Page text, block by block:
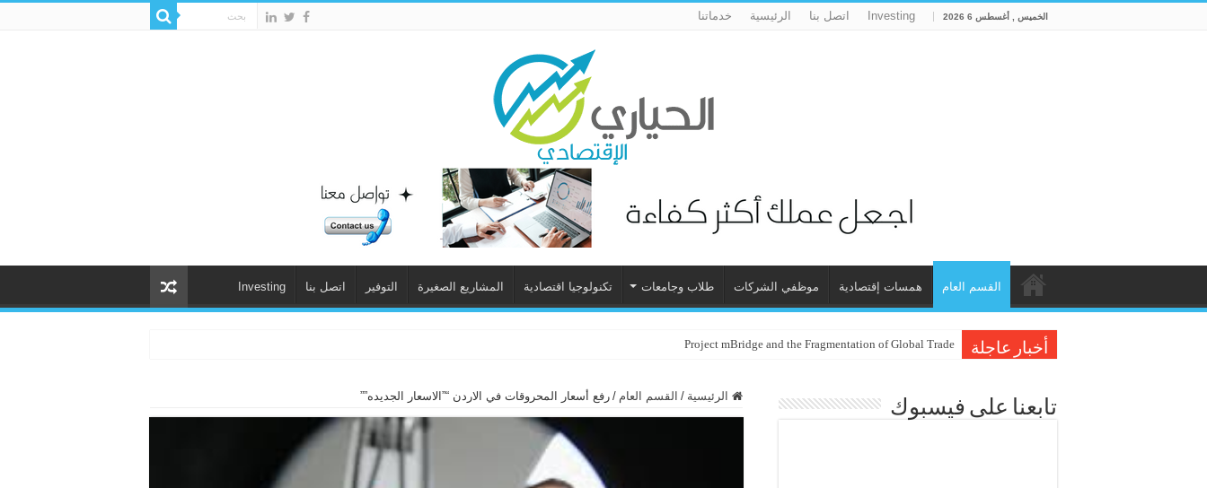
الخميس , أغسطس 6 2026 Investing اتصل بنا الرئيسية خدماتنا
القسم العام همسات إقتصادية موظفي الشركات طلاب وجامعات تكنولوجيا اقتصادية المشاريع الصغيرة التوفير اتصل بنا Investing
أخبار عاجلة Project mBridge and the Fragmentation of Global Trade
الرئيسية / القسم العام / رفع أسعار المحروقات في الاردن “”الاسعار الجديده””
تابعنا على فيسبوك